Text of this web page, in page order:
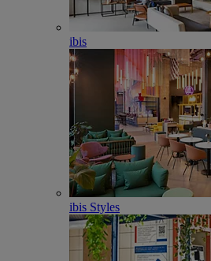
ibis
ibis Styles